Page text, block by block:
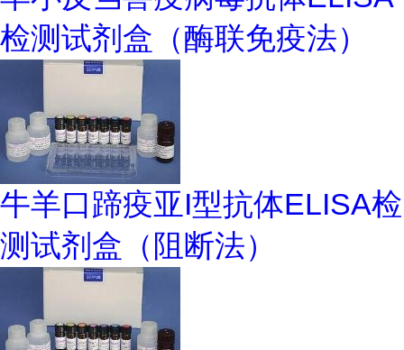
检测试剂盒（酶联免疫法）
牛羊口蹄疫亚I型抗体ELISA检
测试剂盒（阻断法）